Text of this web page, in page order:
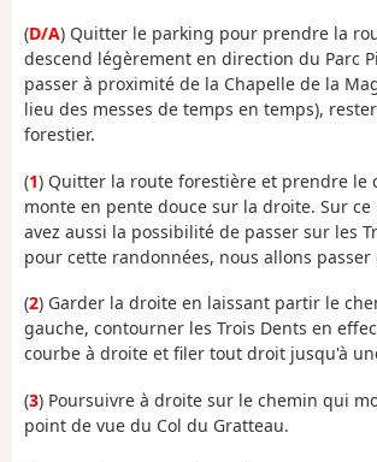
(D/A) Quitter le parking pour prendre la
descend légèrement en direction du Parc
passer à proximité de la Chapelle de la
lieu des messes de temps en temps),
forestier.
(1) Quitter la route forestière et prendre le
monte en pente douce sur la droite. Sur ce
avez aussi la possibilité de passer sur les
pour cette randonnées, nous allons passer
(2) Garder la droite en laissant partir le
gauche, contourner les Trois Dents en
courbe à droite et filer tout droit jusqu'à
(3) Poursuivre à droite sur le chemin qui
point de vue du Col du Gratteau.